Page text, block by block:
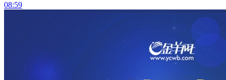
08:59